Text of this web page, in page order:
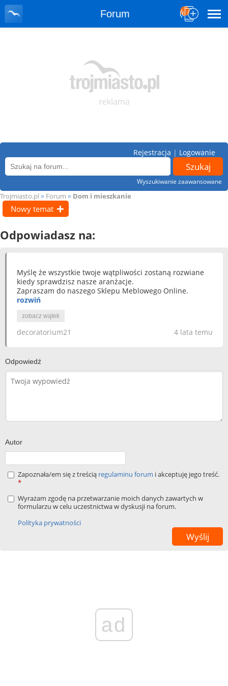
Forum
Wyszukiwanie zaawansowane
Rejestracja | Logowanie
Trojmiasto.pl » Forum » Dom i mieszkanie
Nowy temat
Odpowiadasz na:
Myślę że wszystkie twoje wątpliwości zostaną rozwiane
kiedy sprawdzisz nasze aranżacje.
Zapraszam do naszego Sklepu Meblowego Online.
rozwiń
zobacz wątek
4 lata temu
decoratorium21
Odpowiedź
Autor
Zapoznała/em się z treścią regulaminu forum i akceptuję jego treść.
*
Wyrażam zgodę na przetwarzanie moich danych zawartych w
formularzu w celu uczestnictwa w dyskusji na forum.
Polityka prywatności
ad